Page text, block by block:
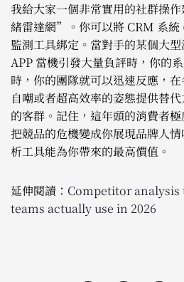
我給大家一個非常實用的社群操
緒雷達網”。你可以將 CRM 系
監測工具綁定。當對手的某個大
APP 當機引發大量負評時，你的
時，你的團隊就可以迅速反應，
自嘲或者超高效率的姿態提供替
的客群。記住，這年頭的消費者
把競品的危機變成你展現品牌人
析工具能為你帶來的最高價值。
延伸閱讀： Competitor
teams actually use in 2026